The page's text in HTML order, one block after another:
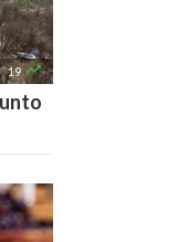
19 